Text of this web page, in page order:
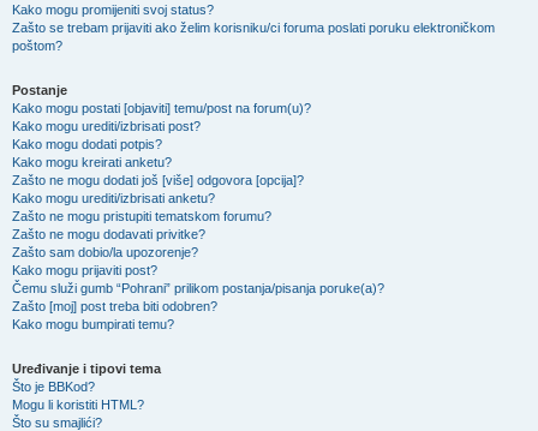
Kako mogu promijeniti svoj status?
Zašto se trebam prijaviti ako želim korisniku/ci foruma poslati poruku elektroničkom
poštom?
Postanje
Kako mogu postati [objaviti] temu/post na forum(u)?
Kako mogu urediti/izbrisati post?
Kako mogu dodati potpis?
Kako mogu kreirati anketu?
Zašto ne mogu dodati još [više] odgovora [opcija]?
Kako mogu urediti/izbrisati anketu?
Zašto ne mogu pristupiti tematskom forumu?
Zašto ne mogu dodavati privitke?
Zašto sam dobio/la upozorenje?
Kako mogu prijaviti post?
Čemu služi gumb “Pohrani” prilikom postanja/pisanja poruke(a)?
Zašto [moj] post treba biti odobren?
Kako mogu bumpirati temu?
Uređivanje i tipovi tema
Što je BBKod?
Mogu li koristiti HTML?
Što su smajlići?